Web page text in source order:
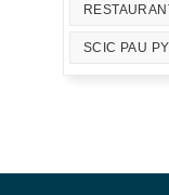
SCIC PAU